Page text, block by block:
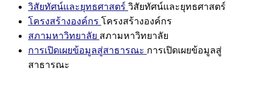
วิสัยทัศน์และยุทธศาสตร์ วิสัยทัศน์และยุทธศาสตร์
โครงสร้างองค์กร โครงสร้างองค์กร
สภามหาวิทยาลัย สภามหาวิทยาลัย
การเปิดเผยข้อมูลสู่สาธารณะ การเปิดเผยข้อมูลสู่
สาธารณะ